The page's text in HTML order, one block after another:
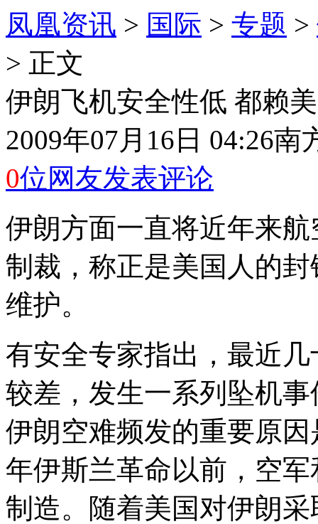
凤凰资讯 > 国际 > 专题 >
> 正文
伊朗飞机安全性低 都赖
2009年07月16日 04:26南
0位网友发表评论
伊朗方面一直将近年来
制裁，称正是美国人的
维护。
有安全专家指出，最近
较差，发生一系列坠机
伊朗空难频发的重要原
年伊斯兰革命以前，空
制造。随着美国对伊朗